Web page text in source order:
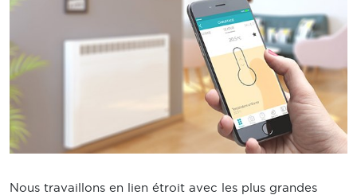
Nous travaillons en lien étroit avec les plus grandes